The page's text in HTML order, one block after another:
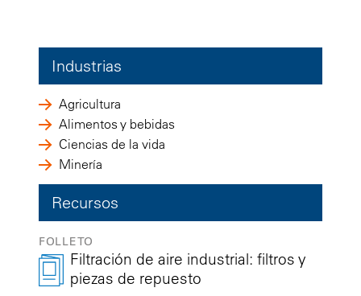
Industrias
Agricultura
Alimentos y bebidas
Ciencias de la vida
Minería
Recursos
FOLLETO
Filtración de aire industrial: filtros y
piezas de repuesto